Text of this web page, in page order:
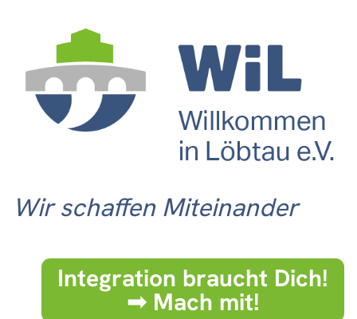
Wir schaffen Miteinander
Integration braucht Dich!
➟ Mach mit!